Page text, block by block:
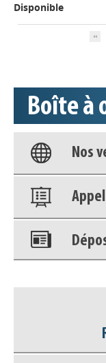
Disponible
Boîte à
Base
Nos